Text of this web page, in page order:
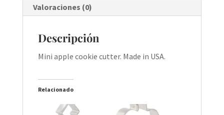
Valoraciones (0)
Descripción
Mini apple cookie cutter. Made in USA.
Relacionado